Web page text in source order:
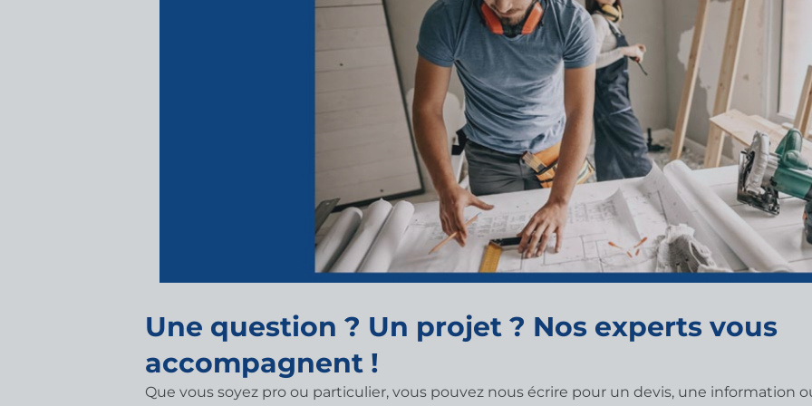
Une question ? Un projet ? Nos experts vous
accompagnent !
Que vous soyez pro ou particulier, vous pouvez nous écrire pour un devis, une information